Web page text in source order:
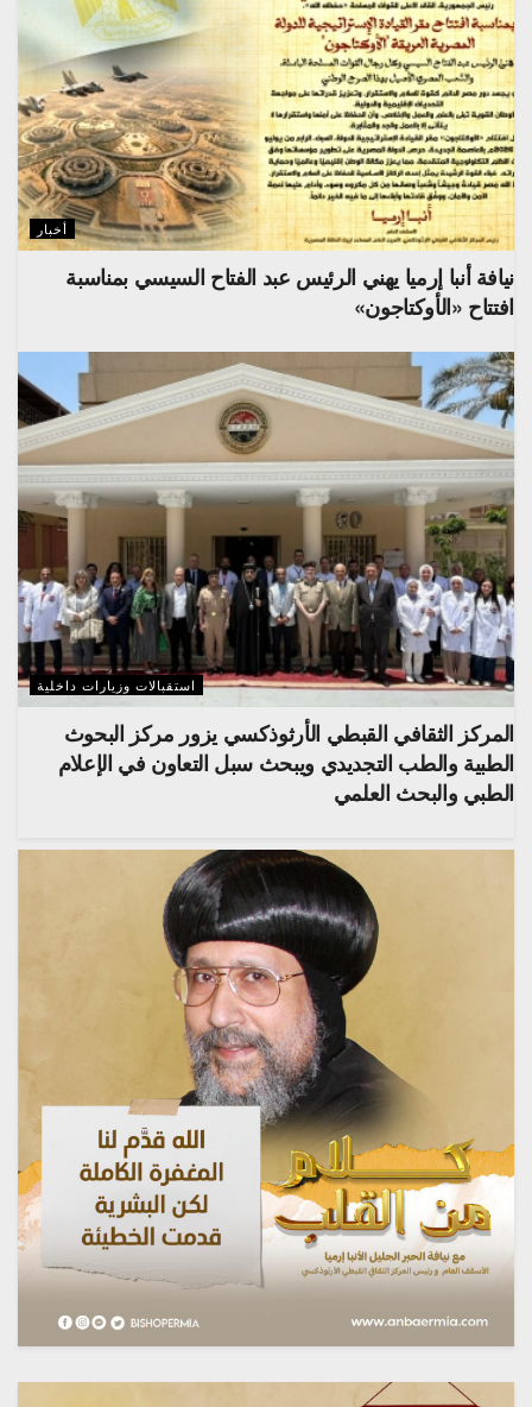
أخبار
نيافة أنبا إرميا يهني الرئيس عبد الفتاح السيسي بمناسبة
افتتاح «الأوكتاجون»
استقبالات وزيارات داخلية
المركز الثقافي القبطي الأرثوذكسي يزور مركز البحوث
الطبية والطب التجديدي ويبحث سبل التعاون في الإعلام
الطبي والبحث العلمي